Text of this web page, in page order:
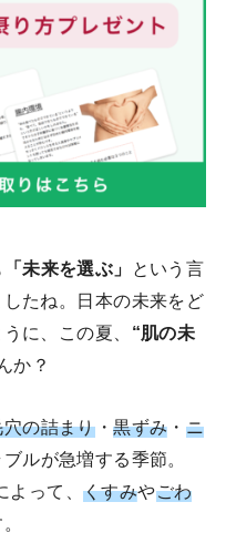
「未来を選ぶ」
という言
たね。日本の未来をど
に、この夏、 “肌の未
か？
穴の詰まり・黒ずみ ・ ニ
ルが急増する季節。
って、 くすみやごわ